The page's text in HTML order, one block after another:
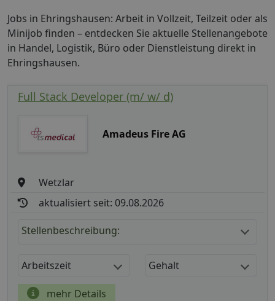
Jobs in Ehringshausen: Arbeit in Vollzeit, Teilzeit oder als
Minijob finden – entdecken Sie aktuelle Stellenangebote
in Handel, Logistik, Büro oder Dienstleistung direkt in
Ehringshausen.
Full Stack Developer (m/ w/ d)
Amadeus Fire AG
Wetzlar
aktualisiert seit: 09.08.2026
Stellenbeschreibung:
Arbeitszeit Gehalt
mehr Details